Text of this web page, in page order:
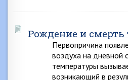
Рождение и смерть
Первопричина
воздуха на дневной
температуры
возникающий в